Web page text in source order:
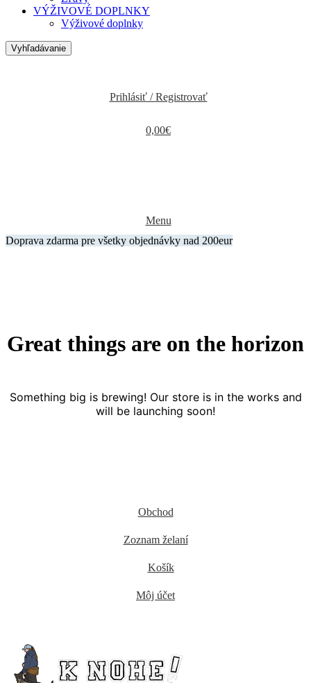
VÝŽIVOVÉ DOPLNKY
Výživové doplnky
Vyhľadávanie
Prihlásiť / Registrovať
0,00€
Menu
Doprava zdarma pre všetky objednávky nad 200eur
Great things are on the horizon
Something big is brewing! Our store is in the works and
will be launching soon!
Obchod
Zoznam želaní
Košík
Môj účet